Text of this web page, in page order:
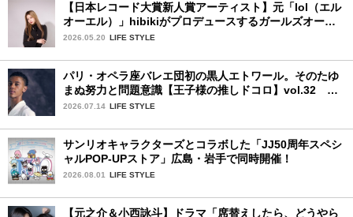
【日本レコード大賞新人賞アーティスト】元「lol（エル
オーエル）」hibikiがプロデュースするガールズオーデ
ィションが始動！ 応募は5月31日（日）まで
2026.05.20 LIFE STYLE
パリ・オペラ座バレエ団初の黒人エトワール。そのたゆ
まぬ努力と問題意識【王子様の推しドコロ】vol.32 ギ
ヨーム・ディオップさん
2026.07.14 LIFE STYLE
サンリオキャラクターズとコラボした「JJ50周年スペシ
ャルPOP-UPストア」広島・岩手で同時開催！
2026.08.01 LIFE STYLE
【元之介＆小西詠斗】ドラマ「席替えしたら、どうやら